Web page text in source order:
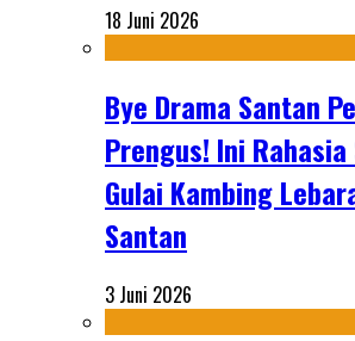
18 Juni 2026
Bye Drama Santan
Prengus! Ini
Gulai Kambing
Santan
3 Juni 2026